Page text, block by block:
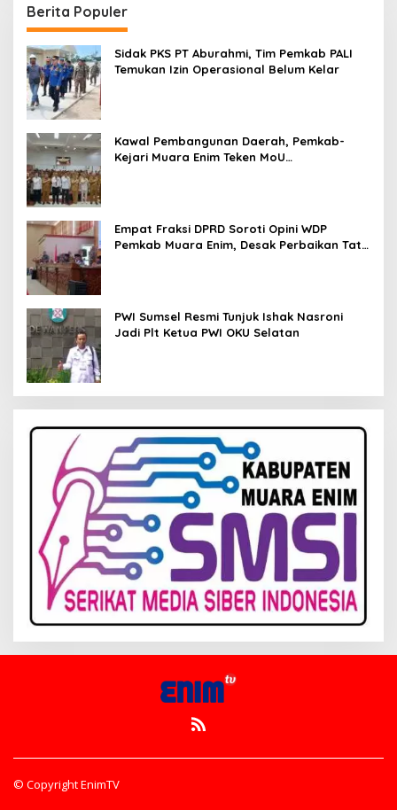
Berita Populer
Sidak PKS PT Aburahmi, Tim Pemkab PALI
Temukan Izin Operasional Belum Kelar
Kawal Pembangunan Daerah, Pemkab-
Kejari Muara Enim Teken MoU
Empat Fraksi DPRD Soroti Opini WDP
Pemkab Muara Enim, Desak Perbaikan Tata
PWI Sumsel Resmi Tunjuk Ishak Nasroni
Jadi Plt Ketua PWI OKU Selatan
© Copyright EnimTV